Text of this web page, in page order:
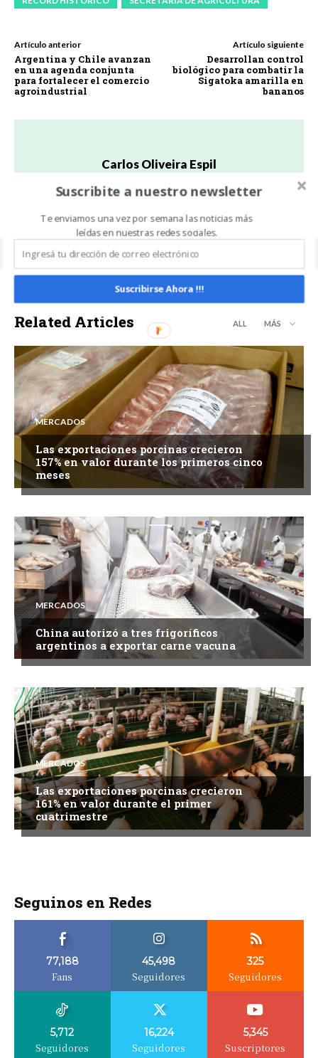
Artículo anterior
Argentina y Chile avanzan
en una agenda conjunta
para fortalecer el comercio
agroindustrial
Artículo siguiente
Desarrollan control
biológico para combatir la
Sigatoka amarilla en
bananos
Carlos Oliveira Espil
https://www.noticiasdecampo.com/
Related Articles ALL MÁS
MERCADOS
Las exportaciones porcinas crecieron
157% en valor durante los primeros cinco
meses
MERCADOS
China autorizó a tres frigoríficos
argentinos a exportar carne vacuna
MERCADOS
Las exportaciones porcinas crecieron
161% en valor durante el primer
cuatrimestre
Seguinos en Redes
77,188
Fans
45,498
Seguidores
325
Seguidores
5,712
Seguidores
16,224
Seguidores
5,345
Suscriptores
Suscribite a nuestro newsletter
Te enviamos una vez por semana las noticias más
leídas en nuestras redes sociales.
Suscribirse Ahora !!!